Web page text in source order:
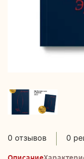
0 отзывов 0